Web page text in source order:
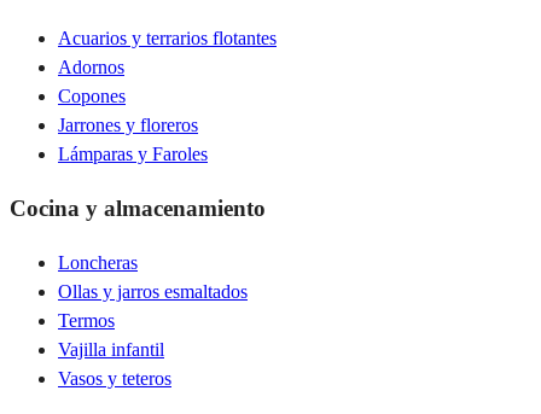
Acuarios y terrarios flotantes
Adornos
Copones
Jarrones y floreros
Lámparas y Faroles
Cocina y almacenamiento
Loncheras
Ollas y jarros esmaltados
Termos
Vajilla infantil
Vasos y teteros